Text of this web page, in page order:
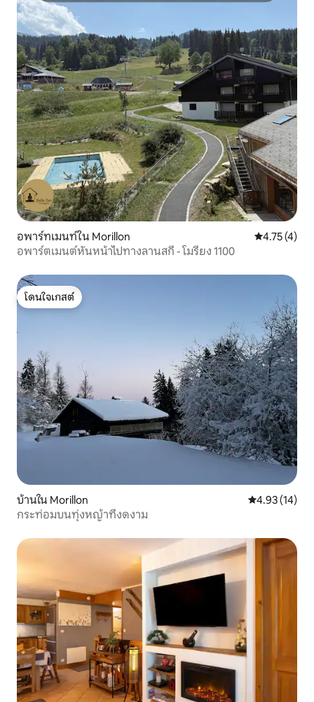
อพาร์ทเมนท์ใน Morillon คะแนนเฉลี่ย
4.75 (4)
อพาร์ตเมนต์หันหน้าไปทางลานสกี - โมรียง 1100
โดนใจเกสต์
โดนใจเกสต์
บ้านใน Morillon คะแนนเฉลี่ย
4.93 (14)
กระท่อมบนทุ่งหญ้าที่งดงาม